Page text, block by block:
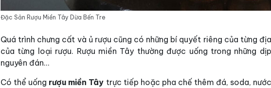
Đặc Sản Rượu Miền Tây Dừa Bến Tre
Quá trình chưng cất và ủ rượu cũng có những bí quyết riêng của từng
của từng loại rượu. Rượu miền Tây thường được uống trong những
nguyên đán…
Có thể uống rượu miền Tây trực tiếp hoặc pha chế thêm đá, soda,